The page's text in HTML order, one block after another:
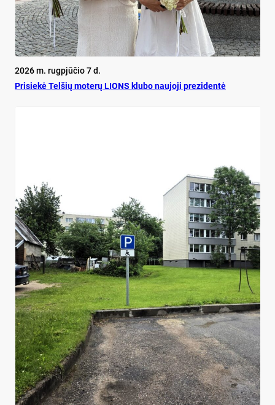
2026 m. rugpjūčio 7 d.
Pri­siekė Tel­šių mo­terų LIONS klu­bo nau­jo­ji pre­zi­dentė